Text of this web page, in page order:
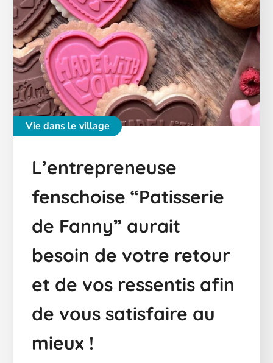
Vie dans le village
L’entrepreneuse
fenschoise “Patisserie
de Fanny” aurait
besoin de votre retour
et de vos ressentis afin
de vous satisfaire au
mieux !